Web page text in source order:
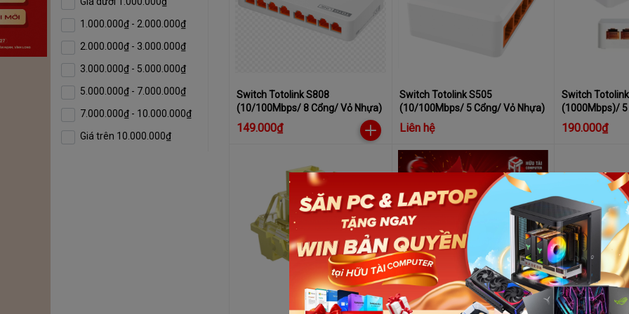
1.000.000₫ - 2.000.000₫
2.000.000₫ - 3.000.000₫
3.000.000₫ - 5.000.000₫
5.000.000₫ - 7.000.000₫
7.000.000₫ - 10.000.000₫
Giá trên 10.000.000₫
Switch Totolink S808
(10/100Mbps/ 8 Cổng/ Vỏ Nhựa)
149.000₫
Switch Totolink S505
(10/100Mbps/ 5 Cổng/ Vỏ Nhựa)
Liên hệ
Switch
(1000Mbps)/
190.000₫